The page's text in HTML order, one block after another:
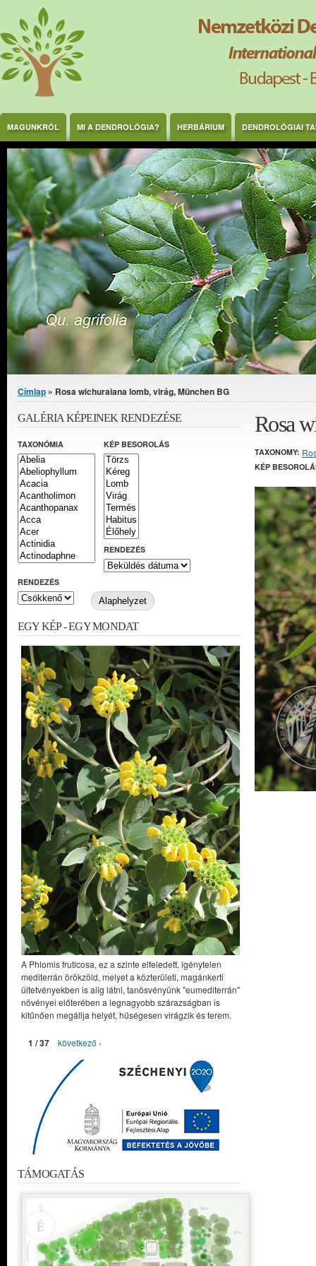
Ugrás a tartalomra
MAGUNKRÓL MI A DENDROLÓGIA? HERBÁRIUM DENDROLÓGIAI
Jelenlegi hely
Címlap » Rosa wichuraiana lomb, virág, München BG
Rosa
TAXONOMY:
KÉP
GALÉRIA KÉPEINEK RENDEZÉSE
TAXONÓMIA KÉP BESOROLÁS
RENDEZÉS
RENDEZÉS
EGY KÉP - EGY MONDAT
A Phlomis fruticosa, ez a szinte elfeledett, igénytelen
mediterrán örökzöld, melyet a közterületi, magánkerti
ültetvényekben is alig látni, tanösvényünk "eumediterrán"
növényei előterében a legnagyobb szárazságban is
kitűnően megállja helyét, hűségesen virágzik és terem.
1 / 37 következő ›
TÁMOGATÁS